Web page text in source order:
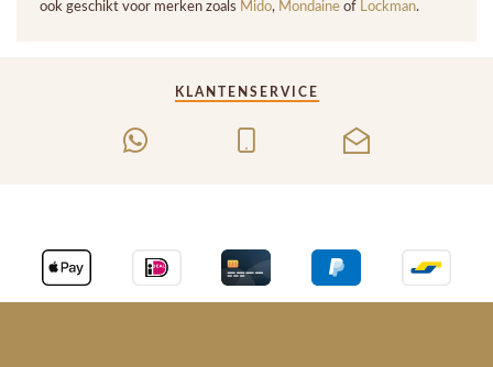
ook geschikt voor merken zoals Mido, Mondaine of Lockman.
KLANTENSERVICE